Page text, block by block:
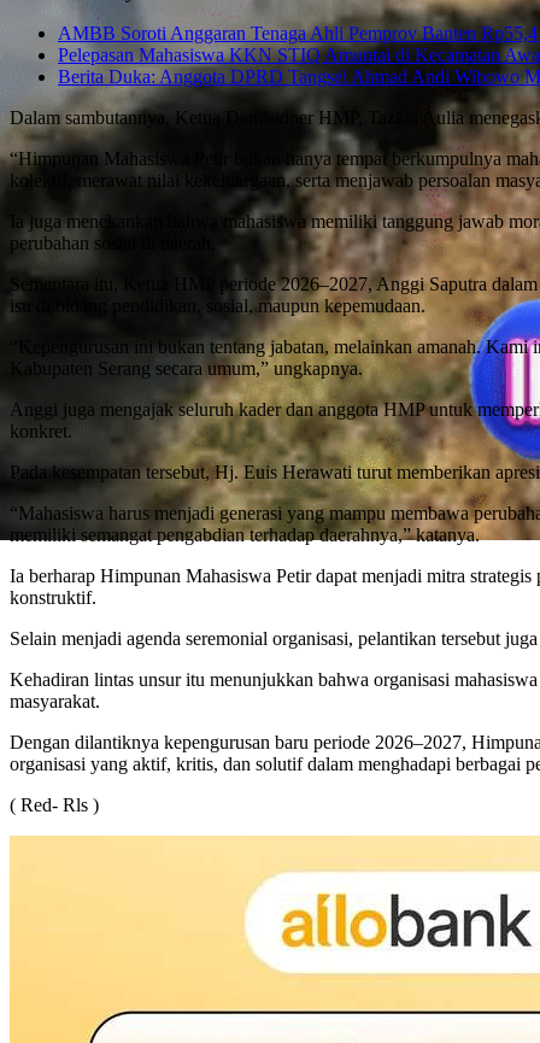
AMBB Soroti Anggaran Tenaga Ahli Pemprov Banten
Pelepasan Mahasiswa KKN STIQ Amuntai di Kecamatan
Berita Duka: Anggota DPRD Tangsel Ahmad Andi Wibowo
Dalam sambutannya, Ketua Demisioner HMP, Tazkia Aulia
“Himpunan Mahasiswa Petir bukan hanya tempat berkumpulnya
kolektif, merawat nilai kekeluargaan, serta menjawab persoalan
Ia juga menekankan bahwa mahasiswa memiliki tanggung jawab
perubahan sosial di daerah.
Sementara itu, Ketua HMP periode 2026–2027, Anggi Saputra
isu di bidang pendidikan, sosial, maupun kepemudaan.
“Kepengurusan ini bukan tentang jabatan, melainkan amanah.
Kabupaten Serang secara umum,” ungkapnya.
Anggi juga mengajak seluruh kader dan anggota HMP untuk
konkret.
Pada kesempatan tersebut, Hj. Euis Herawati turut memberikan
“Mahasiswa harus menjadi generasi yang mampu membawa
memiliki semangat pengabdian terhadap daerahnya,” katanya.
Ia berharap Himpunan Mahasiswa Petir dapat menjadi mitra
konstruktif.
Selain menjadi agenda seremonial organisasi, pelantikan tersebut
Kehadiran lintas unsur itu menunjukkan bahwa organisasi
masyarakat.
Dengan dilantiknya kepengurusan baru periode 2026–2027,
organisasi yang aktif, kritis, dan solutif dalam menghadapi berbagai
( Red- Rls )